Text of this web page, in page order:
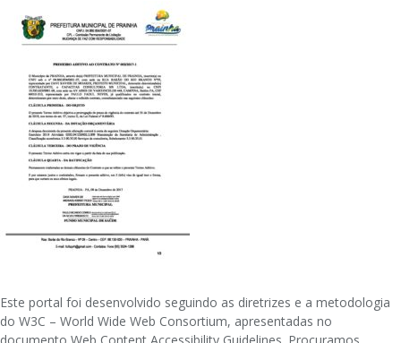
Este portal foi desenvolvido seguindo as diretrizes e a metodologia
do W3C – World Wide Web Consortium, apresentadas no